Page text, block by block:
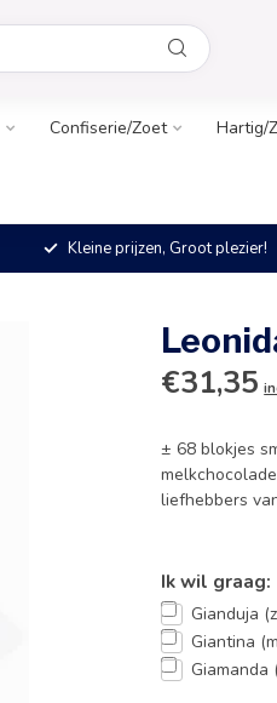
Confiserie/Zoet Hartig/
Kleine prijzen, Groot plezier!
€31,35
± 68 blokjes
liefhebbers
Ik wil graag:
Gianduja
Giantina
Giamanda